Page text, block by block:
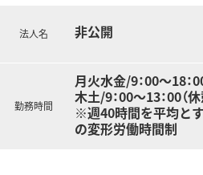
法人名 非公開
勤務時間
月火水金/9：00～18：
木土/9：00～13：00（休
※週40時間を平均と
の変形労働時間制